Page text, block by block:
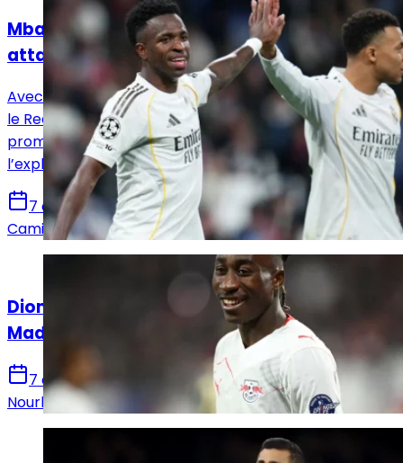
Mbappé, Vinicius Jr, Diomandé : quelle
attaque pour le Real Madrid ?
Avec Vinicius Jr, Mbappé et désormais Yan Diomandé,
le Real Madrid dispose d’un trio offensif très
prometteur. Reste à voir comment José Mourinho
l’exploitera.
7 août 2026
Camille Santos
Diomandé après sa signature au Real
Madrid : « Ce n’est que le début »
7 août 2026
Nourhane Haroui